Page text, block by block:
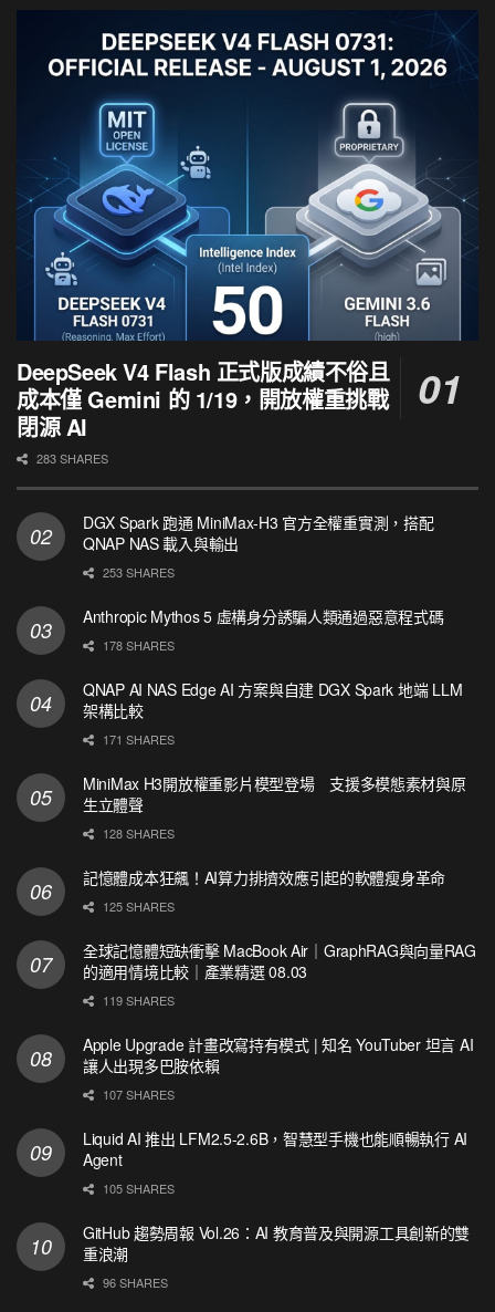
DeepSeek V4 Flash 正式版成績不俗且
成本僅 Gemini 的 1/19，開放權重挑戰
閉源 AI
283 SHARES
DGX Spark 跑通 MiniMax-H3 官方全權重實測，搭配
QNAP NAS 載入與輸出
253 SHARES
Anthropic Mythos 5 虛構身分誘騙人類通過惡意程式碼
178 SHARES
QNAP AI NAS Edge AI 方案與自建 DGX Spark 地端 LLM
架構比較
171 SHARES
MiniMax H3開放權重影片模型登場 支援多模態素材與原
生立體聲
128 SHARES
記憶體成本狂飆！AI算力排擠效應引起的軟體瘦身革命
125 SHARES
全球記憶體短缺衝擊 MacBook Air｜GraphRAG與向量RAG
的適用情境比較｜產業精選 08.03
119 SHARES
Apple Upgrade 計畫改寫持有模式 | 知名 YouTuber 坦言 AI
讓人出現多巴胺依賴
107 SHARES
Liquid AI 推出 LFM2.5-2.6B，智慧型手機也能順暢執行 AI
Agent
105 SHARES
GitHub 趨勢周報 Vol.26：AI 教育普及與開源工具創新的雙
重浪潮
96 SHARES